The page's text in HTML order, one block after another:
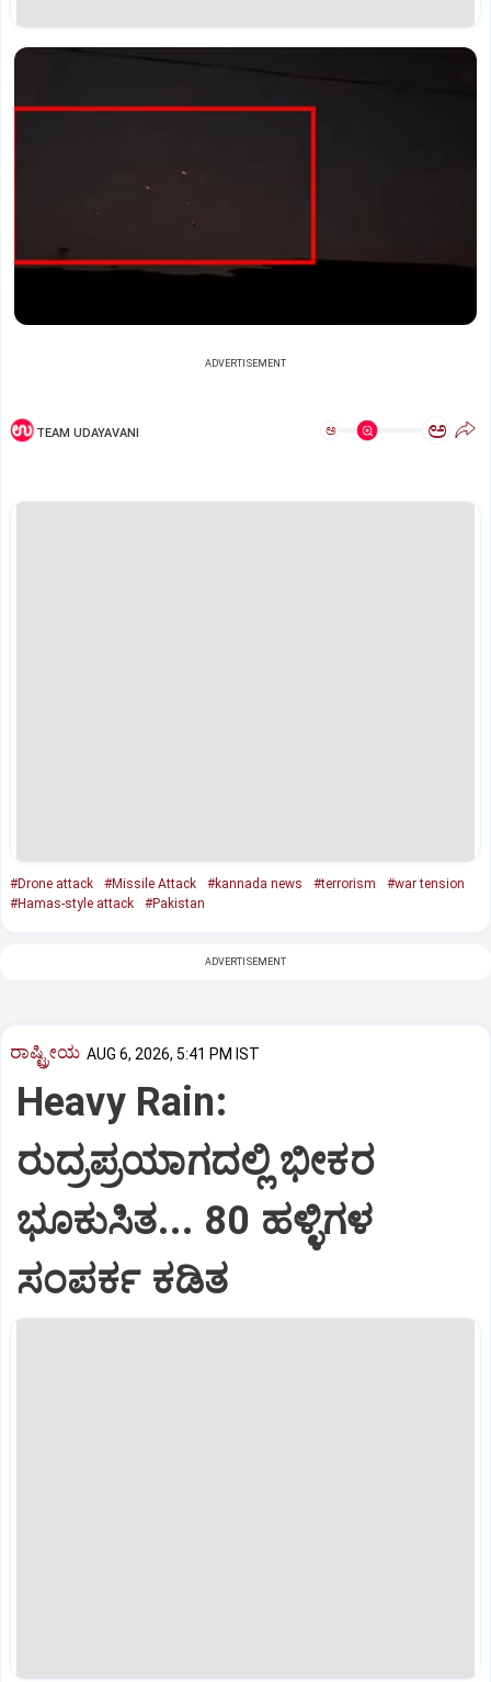
ADVERTISEMENT
TEAM UDAYAVANI ಅ ಅ
#Drone attack #Missile Attack #kannada news #terrorism
#war tension
#Hamas-style attack
#Pakistan
ADVERTISEMENT
ರಾಷ್ಟ್ರೀಯ AUG 6, 2026, 5:41 PM IST
Heavy Rain:
ರುದ್ರಪ್ರಯಾಗದಲ್ಲಿ ಭೀಕರ
ಭೂಕುಸಿತ... 80 ಹಳ್ಳಿಗಳ
ಸಂಪರ್ಕ ಕಡಿತ